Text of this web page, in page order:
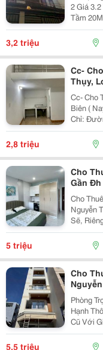
2 Giá
Tầm
Thoáng
Khi
3,2 triệu
Cc-
Thụy,
Nội
Cc- Cho
Biên (
Chỉ:
Biên, Hà
Tăng
2,8 triệu
Cho
Gần Đh
Cho
Nguyễn
Sẽ,
Giá
Liên Hệ
5 triệu
Cho
5,5Tr/
Phòng
Hạnh
Cũ Với
Kiếm
Tích
5,5 triệu